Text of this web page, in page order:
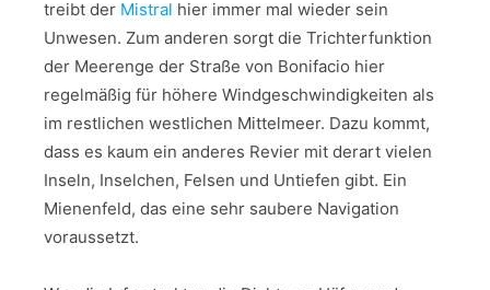
treibt der Mistral hier immer mal wieder sein
Unwesen. Zum anderen sorgt die Trichterfunktion
der Meerenge der Straße von Bonifacio hier
regelmäßig für höhere Windgeschwindigkeiten als
im restlichen westlichen Mittelmeer. Dazu kommt,
dass es kaum ein anderes Revier mit derart vielen
Inseln, Inselchen, Felsen und Untiefen gibt. Ein
Mienenfeld, das eine sehr saubere Navigation
voraussetzt.